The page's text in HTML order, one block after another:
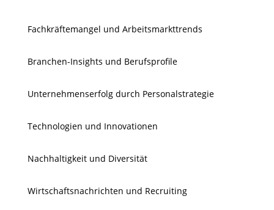
Fachkräftemangel und Arbeitsmarkttrends
Branchen-Insights und Berufsprofile
Unternehmenserfolg durch Personalstrategie
Technologien und Innovationen
Nachhaltigkeit und Diversität
Wirtschaftsnachrichten und Recruiting